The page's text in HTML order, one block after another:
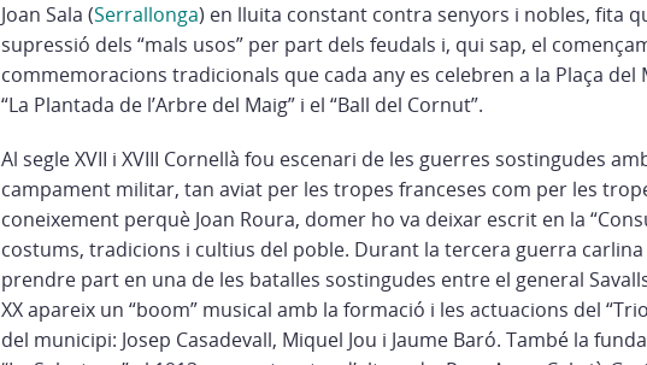
Joan Sala (Serrallonga) en lluita constant contra senyors i nobles, fita
supressió dels “mals usos” per part dels feudals i, qui sap, el
commemoracions tradicionals que cada any es celebren a la Plaça del
“La Plantada de l’Arbre del Maig” i el “Ball del Cornut”.
Al segle XVII i XVIII Cornellà fou escenari de les guerres sostingudes
campament militar, tan aviat per les tropes franceses com per les
coneixement perquè Joan Roura, domer ho va deixar escrit en la
costums, tradicions i cultius del poble. Durant la tercera guerra
prendre part en una de les batalles sostingudes entre el general
XX apareix un “boom” musical amb la formació i les actuacions del
del municipi: Josep Casadevall, Miquel Jou i Jaume Baró. També la